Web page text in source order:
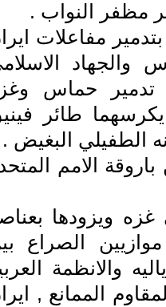
مظفر النواب .
مفاعلات
تدمير حماس
يكرسهما طائر
الطفيلي البغيض .
الامم
ويزودها
الصراع
والانظمة
الممانع ,